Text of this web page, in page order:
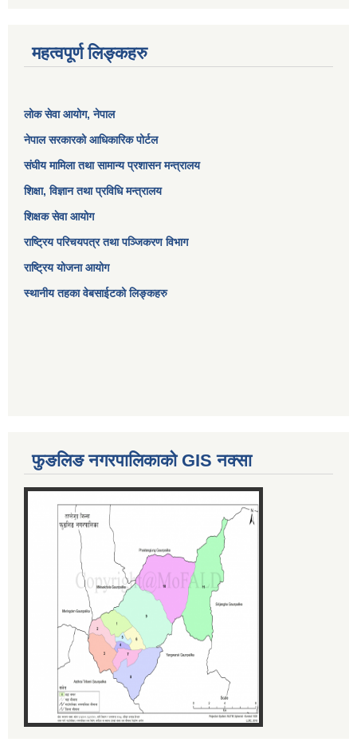
महत्वपूर्ण लिङ्कहरु
लोक सेवा आयोग, नेपाल
नेपाल सरकारको आधिकारिक पोर्टल
संघीय मामिला तथा सामान्य प्रशासन मन्त्रालय
शिक्षा, विज्ञान तथा प्रविधि मन्त्रालय
शिक्षक सेवा आयोग
राष्ट्रिय परिचयपत्र तथा पञ्जिकरण विभाग
राष्ट्रिय योजना आयोग
स्थानीय तहका वेबसाईटको लिङ्कहरु
फुङलिङ नगरपालिकाको GIS नक्सा